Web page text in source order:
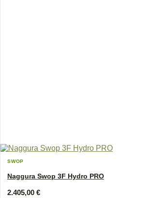
SWOP
Naggura Swop 3F Hydro PRO
2.405,00 €